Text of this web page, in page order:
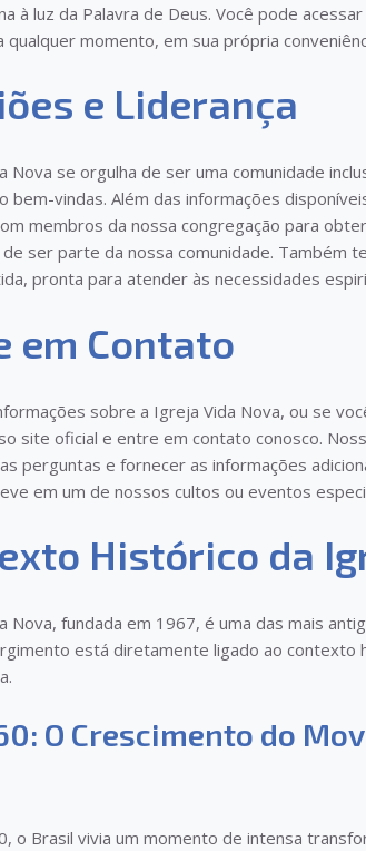
à luz da Palavra de Deus. Você pode
qualquer momento, em sua própria
e Liderança
Nova se orgulha de ser uma comunidade
bem-vindas. Além das informações
membros da nossa congregação para
ser parte da nossa comunidade. Também
pronta para atender às necessidades
em Contato
sobre a Igreja Vida Nova, ou se
site oficial e entre em contato conosco.
perguntas e fornecer as informações
em um de nossos cultos ou eventos
Histórico da
Nova, fundada em 1967, é uma das mais
está diretamente ligado ao contexto
O Crescimento do
o Brasil vivia um momento de intensa